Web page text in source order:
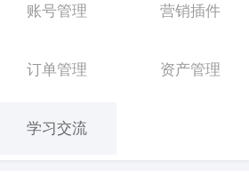
账号管理 营销插件
订单管理 资产管理
学习交流